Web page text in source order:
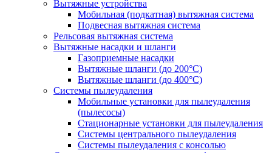
Вытяжные устройства
Мобильная (подкатная) вытяжная система
Подвесная вытяжная система
Рельсовая вытяжная система
Вытяжные насадки и шланги
Газоприемные насадки
Вытяжные шланги (до 200°C)
Вытяжные шланги (до 400°C)
Системы пылеудаления
Мобильные установки для пылеудаления
(пылесосы)
Стационарные установки для пылеудаления
Системы центрального пылеудаления
Системы пылеудаления с консолью